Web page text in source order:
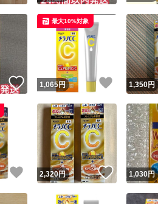
いいね！
1,065円 いいね！
最大10%対象
1,350円
いいね！
2,320円 いいね！
1,030円